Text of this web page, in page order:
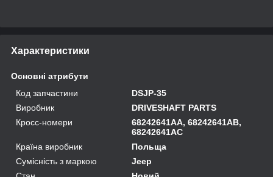
Характеристики
Основні атрибути
Код запчастини
DSJP-35
Виробник
DRIVESHAFT PARTS
Кросс-номери
68242641AA, 68242641AB,
68242641AC
Країна виробник
Польща
Сумісність з маркою
Jeep